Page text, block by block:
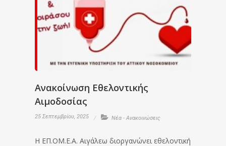
Ανακοίνωση Εθελοντικής
Αιμοδοσίας
25 Σεπτεμβρίου, 2025 Νέα - Ανακοινώσεις
Η ΕΠ.ΟΜ.Ε.Α. Αιγάλεω διοργανώνει εθελοντική